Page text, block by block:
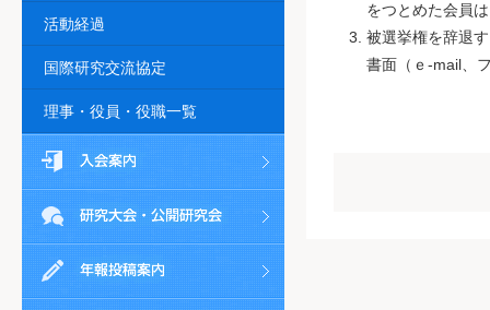
をつとめた会員
被選挙権を辞退
書面（ｅ-mail、
活動経過
国際研究交流協定
理事・役員・役職一覧